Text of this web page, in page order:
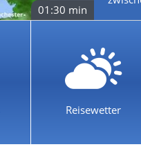
01:30 min
Reisewetter